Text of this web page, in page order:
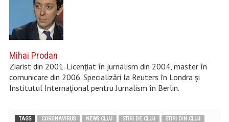
Mihai Prodan
Ziarist din 2001. Licențiat în jurnalism din 2004, master în
comunicare din 2006. Specializări la Reuters în Londra și
Institutul Internațional pentru Jurnalism în Berlin.
TAGS CORONAVIRUS NEWS CLUJ STIRI DE CLUJ STIRI DIN CLUJ